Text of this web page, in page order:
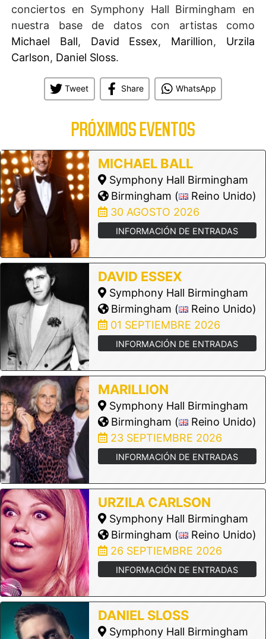
conciertos en Symphony Hall Birmingham en
nuestra base de datos con artistas como
Michael Ball, David Essex, Marillion, Urzila
Carlson, Daniel Sloss.
Tweet Share WhatsApp
PRÓXIMOS EVENTOS
MICHAEL BALL
Symphony Hall Birmingham
Birmingham (
Reino Unido)
30 AGOSTO 2026
INFORMACIÓN DE ENTRADAS
DAVID ESSEX
Symphony Hall Birmingham
Birmingham (
Reino Unido)
01 SEPTIEMBRE 2026
INFORMACIÓN DE ENTRADAS
MARILLION
Symphony Hall Birmingham
Birmingham (
Reino Unido)
23 SEPTIEMBRE 2026
INFORMACIÓN DE ENTRADAS
URZILA CARLSON
Symphony Hall Birmingham
Birmingham (
Reino Unido)
26 SEPTIEMBRE 2026
INFORMACIÓN DE ENTRADAS
DANIEL SLOSS
Symphony Hall Birmingham